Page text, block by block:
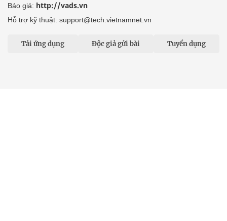
Báo giá: http://vads.vn
Hỗ trợ kỹ thuật: support@tech.vietnamnet.vn
Tải ứng dụng Độc giả gửi bài Tuyển dụng